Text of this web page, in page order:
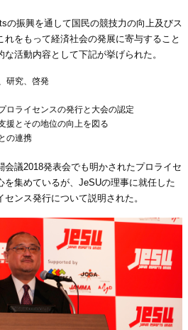
の振興を通して国民の競技力の向上及びス
をもって経済社会の発展に寄与すること
活動内容として下記が挙げられた。
研究、啓発
ロライセンスの発行と大会の認定
援とその地位の向上を図る
の連携
会議2018発表会でも明かされたプロライセ
を集めているが、JeSUの理事に就任した
ンス発行について説明された。